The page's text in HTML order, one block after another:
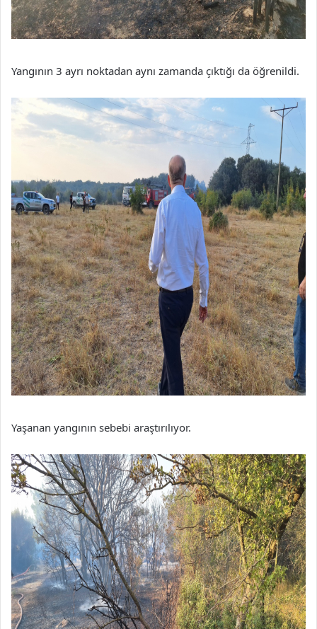
Yangının 3 ayrı noktadan aynı zamanda çıktığı da öğrenildi.
Yaşanan yangının sebebi araştırılıyor.